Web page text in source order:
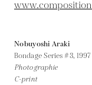
Nobuyoshi Araki
Bondage Series #3, 1997
Photographie
C-print